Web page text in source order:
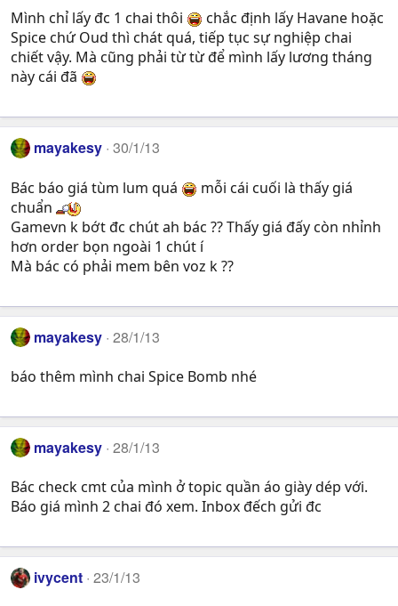
Mình chỉ lấy đc 1 chai thôi
chắc định lấy Havane hoặc
Spice chứ Oud thì chát quá, tiếp tục sự nghiệp chai
chiết vậy. Mà cũng phải từ từ để mình lấy lương tháng
này cái đã
mayakesy 30/1/13
Bác báo giá tùm lum quá
mỗi cái cuối là thấy giá
chuẩn
Gamevn k bớt đc chút ah bác ?? Thấy giá đấy còn nhỉnh
hơn order bọn ngoài 1 chút í
Mà bác có phải mem bên voz k ??
mayakesy 28/1/13
báo thêm mình chai Spice Bomb nhé
mayakesy 28/1/13
Bác check cmt của mình ở topic quần áo giày dép với.
Báo giá mình 2 chai đó xem. Inbox đếch gửi đc
ivycent 23/1/13